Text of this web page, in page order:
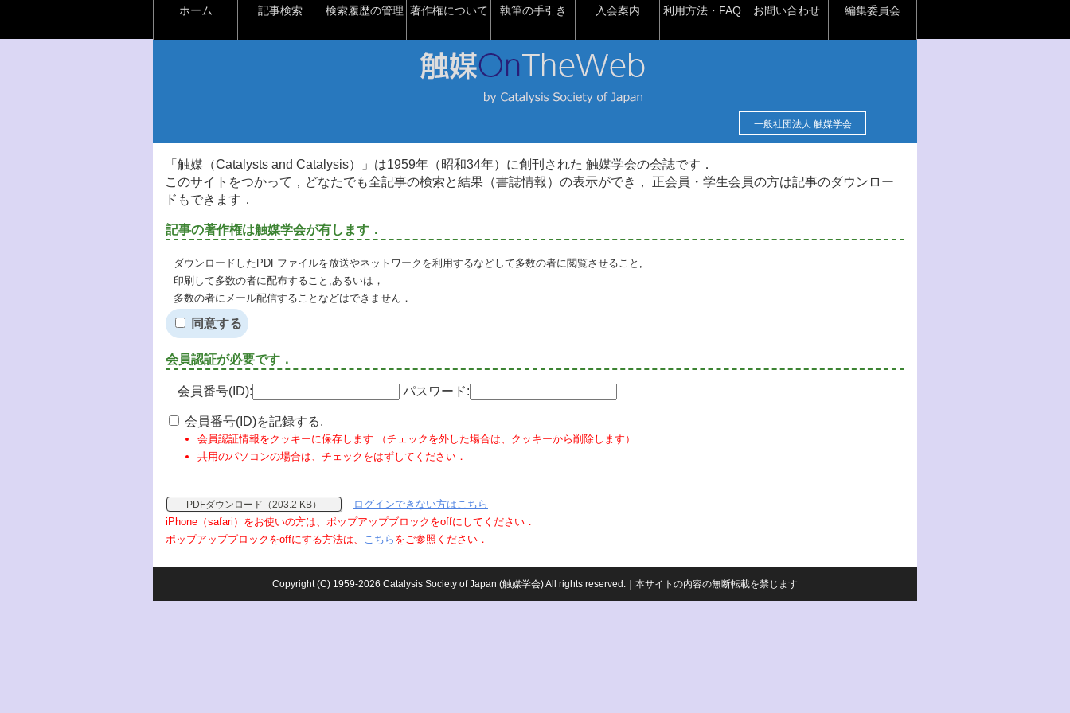
ホーム 記事検索 検索履歴の管理 著作権について 執筆の手引き 入会案内 利用方法・FAQ お問い合わせ 編集委員会
一般社団法人 触媒学会
「触媒（Catalysts and Catalysis）」は1959年（昭和34年）に創刊された 触媒学会の会誌です．
このサイトをつかって，どなたでも全記事の検索と結果（書誌情報）の表示ができ， 正会員・学生会員の方は記事のダウンロー
ドもできます．
記事の著作権は触媒学会が有します．
ダウンロードしたPDFファイルを放送やネットワークを利用するなどして多数の者に閲覧させること,
印刷して多数の者に配布すること,あるいは，
多数の者にメール配信することなどはできません．
同意する
会員認証が必要です．
会員番号(ID): パスワード:
会員番号(ID)を記録する.
会員認証情報をクッキーに保存します.（チェックを外した場合は、クッキーから削除します）
共用のパソコンの場合は、チェックをはずしてください．
PDFダウンロード（203.2 KB）
ログインできない方はこちら
iPhone（safari）をお使いの方は、ポップアップブロックをoffにしてください．
ポップアップブロックをoffにする方法は、 こちら をご参照ください．
Copyright (C) 1959-2026 Catalysis Society of Japan (触媒学会) All rights reserved.｜本サイトの内容の無断転載を禁じます